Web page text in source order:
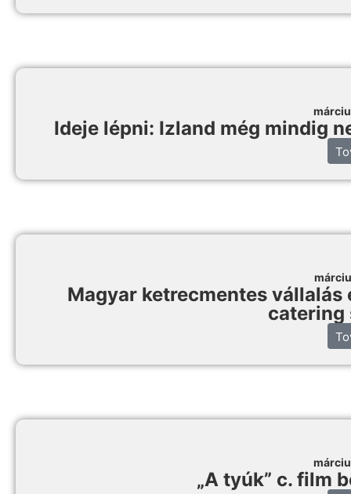
Ideje lépni: Izland még mindig
Magyar ketrecmentes
catering
„A tyúk” c. film